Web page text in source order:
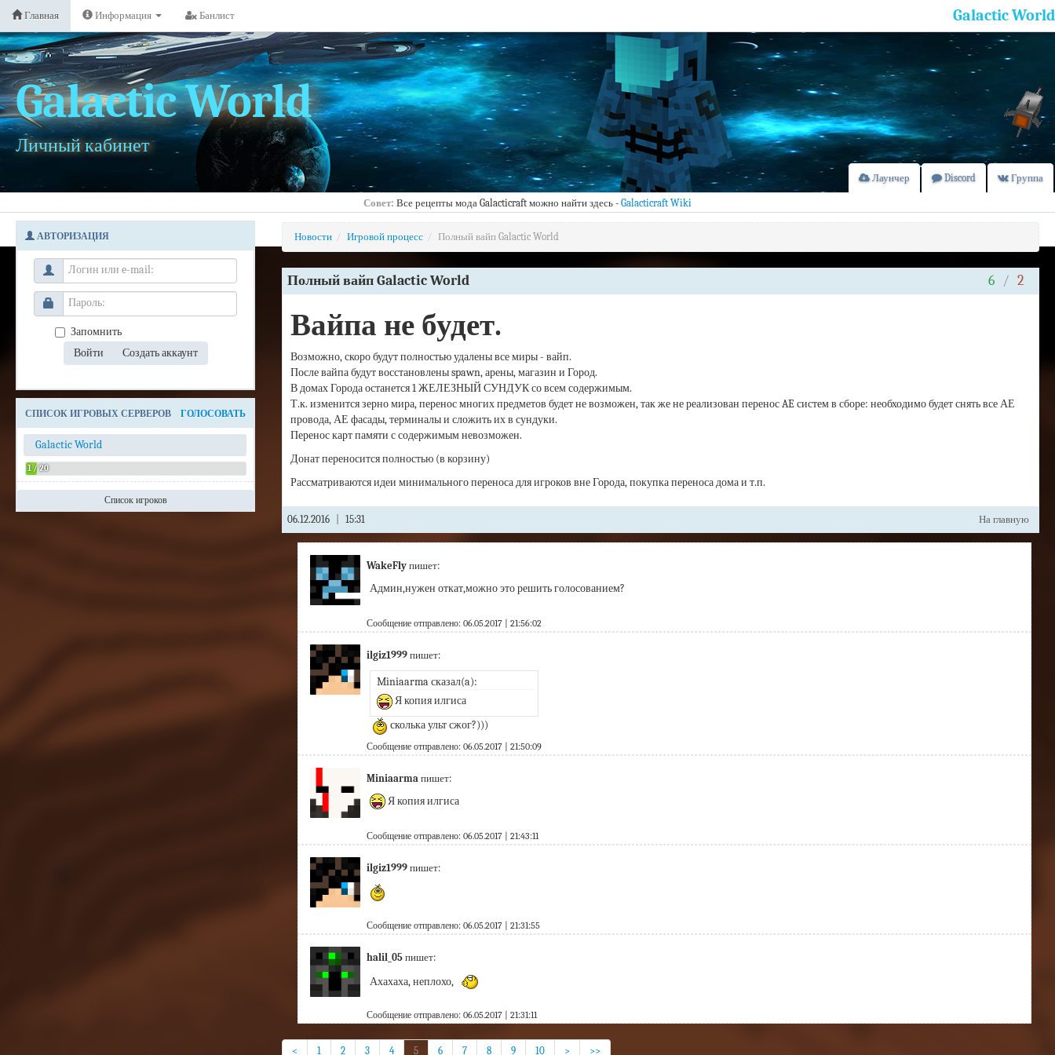
Galactic World
Личный кабинет
Лаунчер Discord Группа
Совет: Все рецепты мода Galacticraft можно найти здесь - Galacticraft Wiki
Galactic World
Главная Информация Банлист
АВТОРИЗАЦИЯ
Запомнить
СПИСОК ИГРОВЫХ СЕРВЕРОВ ГОЛОСОВАТЬ
Galactic World
1 / 20
Список игроков
Новости / Игровой процесс / Полный вайп Galactic World
Полный вайп Galactic World 6 / 2
Вайпа не будет.
Возможно, скоро будутполностью удалены все миры - вайп.
После вайпа будут восстановлены spawn, арены, магазин и Город.
В домах Города останется 1 ЖЕЛЕЗНЫЙ СУНДУК со всем содержимым.
Т.к. изменится зерно мира, перенос многих предметов будет не возможен, так же не реализован перенос AE систем в сборе: необходимо будет снять все АЕ
провода, АЕ фасады, терминалы и сложить их в сундуки.
Перенос карт памяти с содержимым невозможен.
Донат переносится полностью (в корзину)
Рассматриваются идеи минимального переноса для игроков вне Города, покупка переноса дома и т.п.
06.12.2016 15:31 На главную
WakeFlyпишет:
Админ,нужен откат,можно это решить голосованием?
Сообщение отправлено: 06.05.2017 | 21:56:02
ilgiz1999пишет:
Miniaarma сказал(a):
Я копия илгиса
сколька ульт сжог?)))
Сообщение отправлено: 06.05.2017 | 21:50:09
Miniaarma пишет:
Я копия илгиса
Сообщение отправлено: 06.05.2017 | 21:43:11
ilgiz1999пишет:
Сообщение отправлено: 06.05.2017 | 21:31:55
halil_05пишет:
Ахахаха, неплохо,
Сообщение отправлено: 06.05.2017 | 21:31:11
< 1 2 3 4 5 6 7 8 9 10 > >>